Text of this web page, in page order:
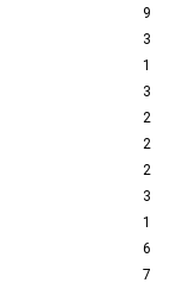
9
3
1
3
2
2
2
3
1
6
7